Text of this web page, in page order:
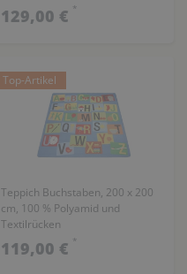
129,00 € *
Top-Artikel
Teppich Buchstaben, 200 x 200
cm, 100 % Polyamid und
Textilrücken
119,00 € *